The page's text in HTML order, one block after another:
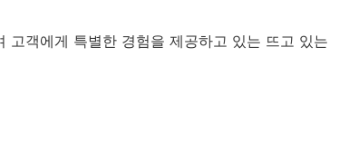
고객에게 특별한 경험을 제공하고 있는 뜨고 있는